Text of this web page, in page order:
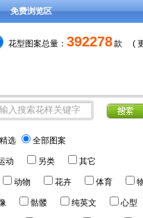
免费浏览区
花型图案总量： 392278款 (
精选 全部图案
动 另类 其它
动物 花卉 体育
骷髅 纯英文 心型